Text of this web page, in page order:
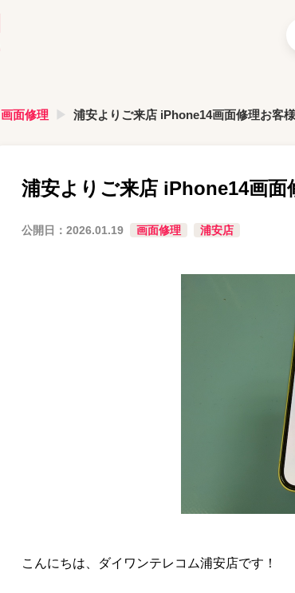
画面修理 浦安よりご来店 iPhone14画面修理お客様
浦安よりご来店 iPhone14画面
公開日： 2026.01.19 画面修理 浦安店
こんにちは、ダイワンテレコム浦安店です！